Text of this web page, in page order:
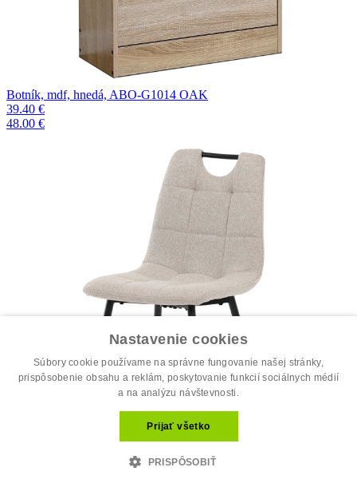
Botník, mdf, hnedá, ABO-G1014 OAK
39.40 €
48.00 €
Nastavenie cookies
Súbory cookie používame na správne fungovanie našej stránky,
prispôsobenie obsahu a reklám, poskytovanie funkcií sociálnych médií
a na analýzu návštevnosti.
Prijať všetko
PRISPÔSOBIŤ